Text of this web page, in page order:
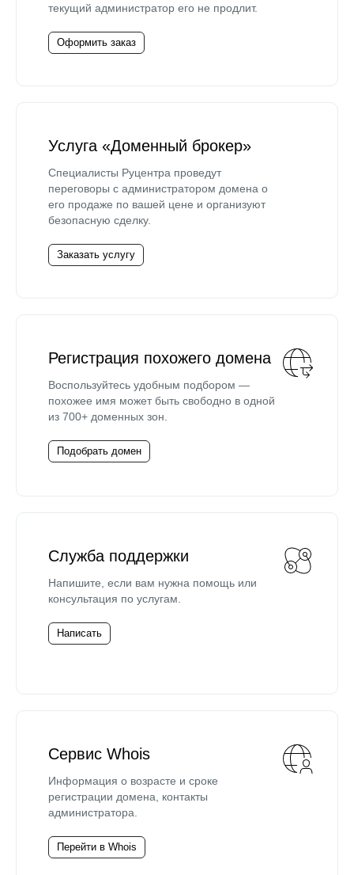
текущий администратор его не продлит.
Оформить заказ
Услуга «Доменный брокер»
Специалисты Руцентра проведут
переговоры с администратором домена о
его продаже по вашей цене и организуют
безопасную сделку.
Заказать услугу
Регистрация похожего домена
Воспользуйтесь удобным подбором —
похожее имя может быть свободно в одной
из 700+ доменных зон.
Подобрать домен
Служба поддержки
Напишите, если вам нужна помощь или
консультация по услугам.
Написать
Сервис Whois
Информация о возрасте и сроке
регистрации домена, контакты
администратора.
Перейти в Whois